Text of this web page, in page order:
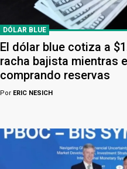
DÓLAR BLUE
El dólar blue cotiza a
racha bajista mientras
comprando reservas
Por ERIC NESICH